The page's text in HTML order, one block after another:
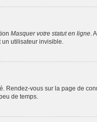
Masquer votre statut en ligne.
utilisateur invisible.
Rendez-vous sur la page de
de temps.